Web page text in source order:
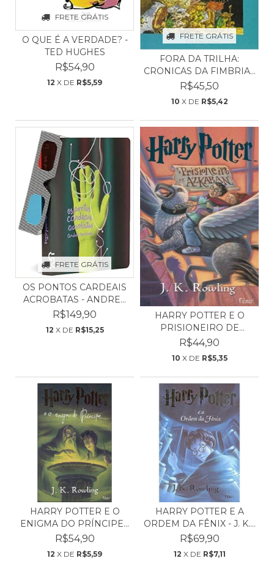
FRETE GRÁTIS
O QUE É A VERDADE? -
TED HUGHES
R$54,90
12 X DE R$5,59
FRETE GRÁTIS
FORA DA TRILHA:
CRONICAS DA FIMBRIA -
PA...
R$45,50
10 X DE R$5,42
FRETE GRÁTIS
OS PONTOS CARDEAIS
ACROBATAS - ANDRES
SA...
R$149,90
12 X DE R$15,25
HARRY POTTER E O
PRISIONEIRO DE
AZKABAN...
R$44,90
10 X DE R$5,35
HARRY POTTER E O
ENIGMA DO PRÍNCIPE -
J....
R$54,90
12 X DE R$5,59
HARRY POTTER E A
ORDEM DA FÊNIX - J. K....
R$69,90
12 X DE R$7,11